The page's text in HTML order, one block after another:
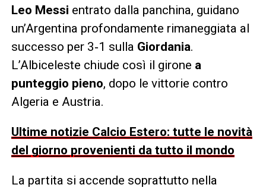
Leo Messi entrato dalla panchina, guidano
un’Argentina profondamente rimaneggiata al
successo per 3‑1 sulla Giordania.
L’Albiceleste chiude così il girone a
punteggio pieno, dopo le vittorie contro
Algeria e Austria.
Ultime notizie Calcio Estero: tutte le novità
del giorno provenienti da tutto il mondo
La partita si accende soprattutto nella